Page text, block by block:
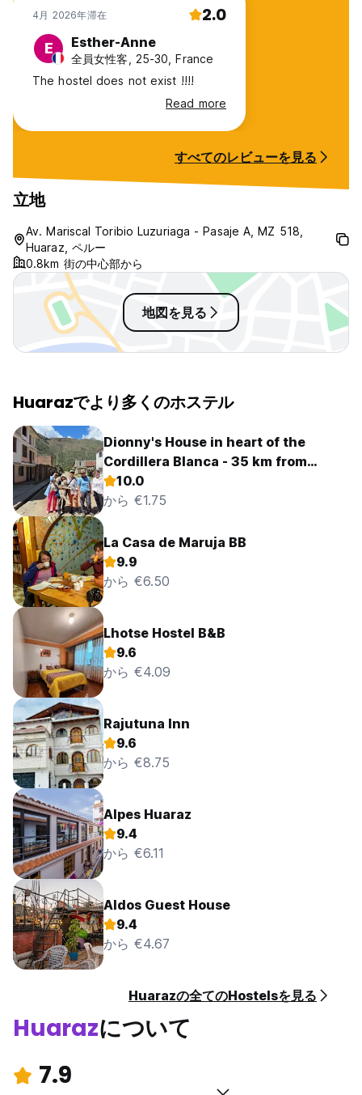
4月 2026年滞在 2.0
E Esther-Anne
全員女性客, 25-30, France
The hostel does not exist !!!!
Read more
すべてのレビューを見る
立地
Av. Mariscal Toribio Luzuriaga - Pasaje A, MZ 518,
Huaraz, ペルー
0.8km 街の中心部から
地図を見る
Huarazでより多くのホステル
Dionny's House in heart of the
Cordillera Blanca - 35 km from
Huaraz
10.0
から €1.75
La Casa de Maruja BB
9.9
から €6.50
Lhotse Hostel B&B
9.6
から €4.09
Rajutuna Inn
9.6
から €8.75
Alpes Huaraz
9.4
から €6.11
Aldos Guest House
9.4
から €4.67
Huarazの全てのHostelsを見る
Huarazについて
7.9